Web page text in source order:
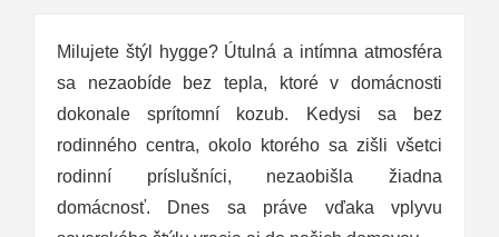
Milujete štýl hygge? Útulná a intímna atmosféra
sa nezaobíde bez tepla, ktoré v domácnosti
dokonale sprítomní kozub. Kedysi sa bez
rodinného centra, okolo ktorého sa zišli všetci
rodinní príslušníci, nezaobišla žiadna
domácnosť. Dnes sa práve vďaka vplyvu